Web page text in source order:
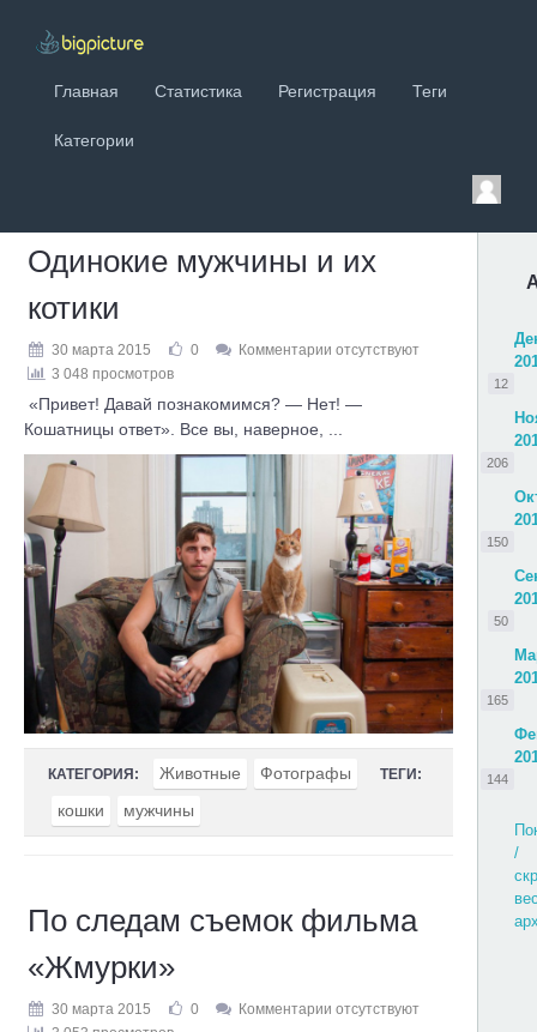
Главная Статистика Регистрация Теги
Категории
12
206
150
50
165
144
/
Одинокие мужчины и их
котики
30 марта 2015 0
Комментарии отсутствуют
3 048 просмотров
«Привет! Давай познакомимся? — Нет! —
Кошатницы ответ». Все вы, наверное, ...
КАТЕГОРИЯ: Животные Фотографы ТЕГИ:
кошки мужчины
По следам съемок фильма
«Жмурки»
30 марта 2015 0
Комментарии отсутствуют